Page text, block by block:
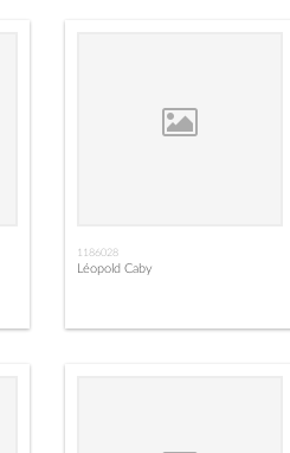
1186028
Léopold Caby